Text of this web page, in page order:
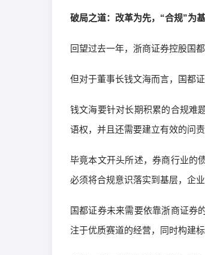
破局之道：改革为先，“合规”为基
回望过去一年，浙商证券控股国
但对于董事长钱文海而言，国都
钱文海要针对长期积累的合规难
语权，并且还需要建立有效的问
毕竟本文开头所述，券商行业的
必须将合规意识落实到基层，企
国都证券未来需要依靠浙商证券
注于优质赛道的经营，同时构建